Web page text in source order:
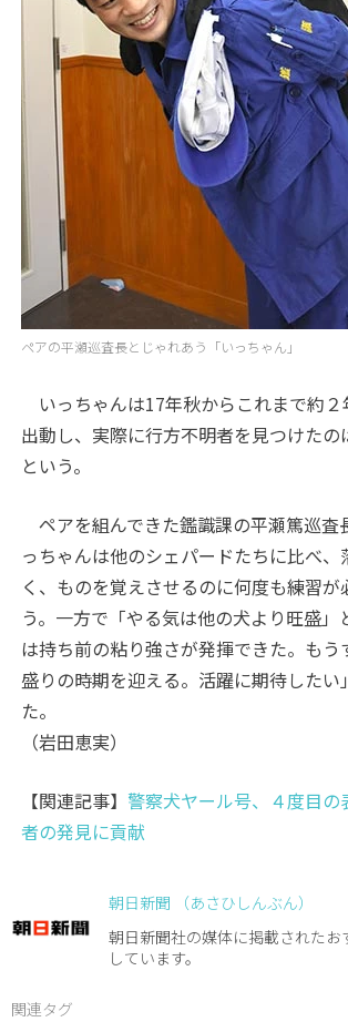
ペアの平瀬巡査長とじゃれあう「いっちゃん」
いっちゃんは17年秋からこれまで約２
出動し、実際に行方不明者を見つけたの
という。
ペアを組んできた鑑識課の平瀬篤巡査
っちゃんは他のシェパードたちに比べ、
く、ものを覚えさせるのに何度も練習が
う。一方で「やる気は他の犬より旺盛」
は持ち前の粘り強さが発揮できた。もう
盛りの時期を迎える。活躍に期待したい
た。
（岩田恵実）
【関連記事】 警察犬ヤール号、４度目
者の発見に貢献
朝日新聞 （あさひしんぶん）
朝日新聞社の媒体に掲載されたお
しています。
関連タグ